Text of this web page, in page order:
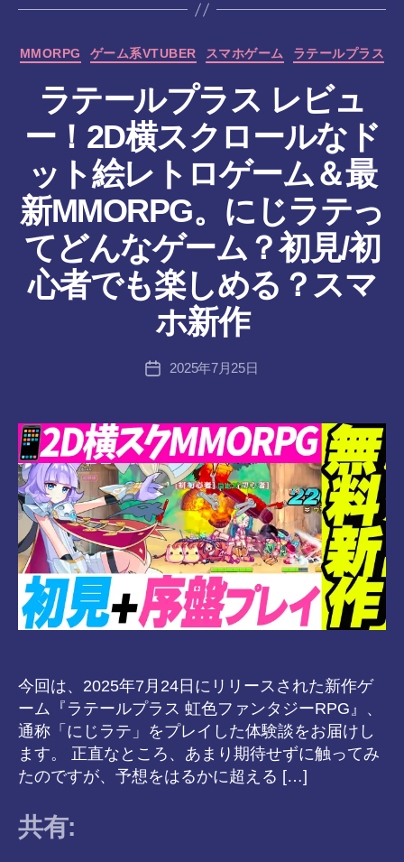
カ
ゴ
リ
ー
MMORPG ゲーム系VTUBER スマホゲーム ラテールプラス
ラテールプラス レビュ
ー！2D横スクロールなド
ット絵レトロゲーム＆最
新MMORPG。にじラテっ
てどんなゲーム？初見/初
心者でも楽しめる？スマ
ホ新作
投
稿
作
成
者
:
a
8-
vr
投
2025年7月25日
今回は、2025年7月24日にリリースされた新作ゲ
ーム『ラテールプラス 虹色ファンタジーRPG』、
通称「にじラテ」をプレイした体験談をお届けし
ます。 正直なところ、あまり期待せずに触ってみ
たのですが、予想をはるかに超える […]
共有: